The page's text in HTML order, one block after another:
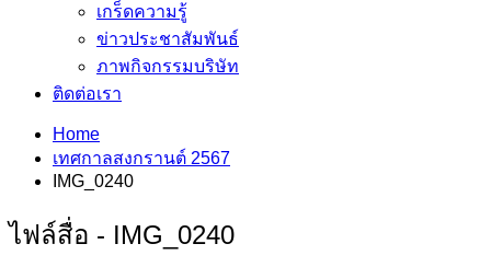
เกร็ดความรู้
ข่าวประชาสัมพันธ์
ภาพกิจกรรมบริษัท
ติดต่อเรา
Home
เทศกาลสงกรานต์ 2567
IMG_0240
ไฟล์สื่อ - IMG_0240